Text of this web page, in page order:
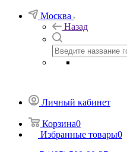
Москва
Назад
Личный кабинет
Корзина0
Избранные товары0